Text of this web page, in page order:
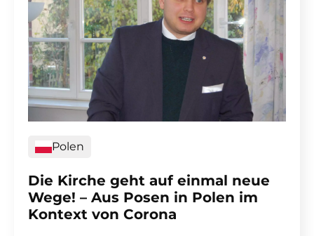
Polen
Die Kirche geht auf einmal neue
Wege! – Aus Posen in Polen im
Kontext von Corona